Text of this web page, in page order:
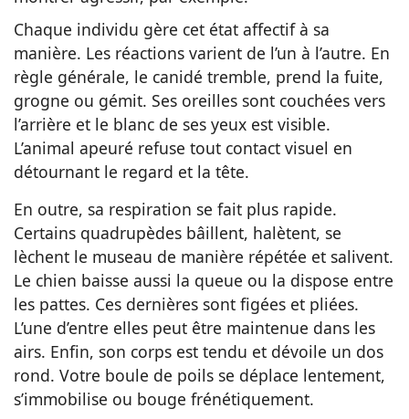
Chaque individu gère cet état affectif à sa
manière. Les réactions varient de l’un à l’autre. En
règle générale, le canidé tremble, prend la fuite,
grogne ou gémit. Ses oreilles sont couchées vers
l’arrière et le blanc de ses yeux est visible.
L’animal apeuré refuse tout contact visuel en
détournant le regard et la tête.
En outre, sa respiration se fait plus rapide.
Certains quadrupèdes bâillent, halètent, se
lèchent le museau de manière répétée et salivent.
Le chien baisse aussi la queue ou la dispose entre
les pattes. Ces dernières sont figées et pliées.
L’une d’entre elles peut être maintenue dans les
airs. Enfin, son corps est tendu et dévoile un dos
rond. Votre boule de poils se déplace lentement,
s’immobilise ou bouge frénétiquement.